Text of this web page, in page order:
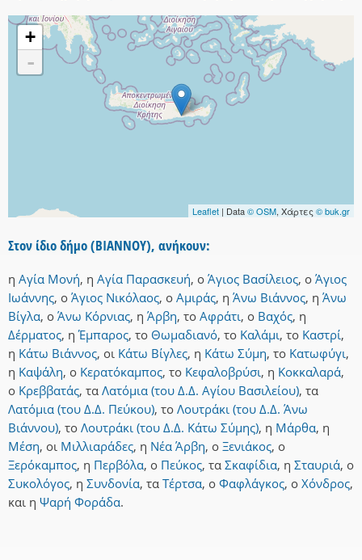
+
-
Leaflet | Data© OSM, Χάρτες © buk.gr
Στον ίδιο δήμο (ΒΙΑΝΝΟΥ), ανήκουν:
η Αγία Μονή, η Αγία Παρασκευή, ο Άγιος Βασίλειος, ο Άγιος
Ιωάννης, ο Άγιος Νικόλαος, ο Αμιράς, η Άνω Βιάννος, η Άνω
Βίγλα, ο Άνω Κόρνιας, η Άρβη, το Αφράτι, ο Βαχός, η
Δέρματος, η Έμπαρος, το Θωμαδιανό, το Καλάμι, το Καστρί,
η Κάτω Βιάννος, οι Κάτω Βίγλες, η Κάτω Σύμη, το Κατωφύγι,
η Καψάλη, ο Κερατόκαμπος, το Κεφαλοβρύσι, η Κοκκαλαρά,
ο Κρεββατάς, τα Λατόμια (του Δ.Δ. Αγίου Βασιλείου), τα
Λατόμια (του Δ.Δ. Πεύκου), το Λουτράκι (του Δ.Δ. Άνω
Βιάννου), το Λουτράκι (του Δ.Δ. Κάτω Σύμης), η Μάρθα, η
Μέση, οι Μιλλιαράδες, η Νέα Άρβη, ο Ξενιάκος, ο
Ξερόκαμπος, η Περβόλα, ο Πεύκος, τα Σκαφίδια, η Σταυριά, ο
Συκολόγος, η Συνδονία, τα Τέρτσα, ο Φαφλάγκος, ο Χόνδρος,
και η Ψαρή Φοράδα.